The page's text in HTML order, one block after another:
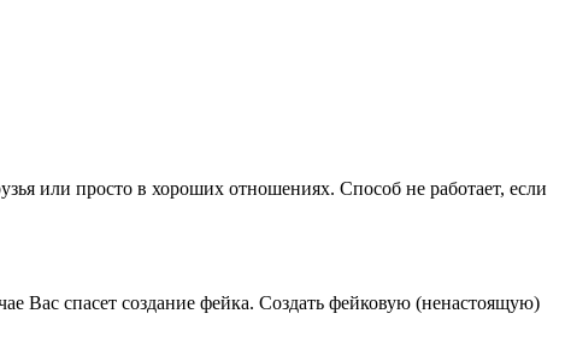
или просто в хороших отношениях. Способ не работает, если
Вас спасет создание фейка. Создать фейковую (ненастоящую)